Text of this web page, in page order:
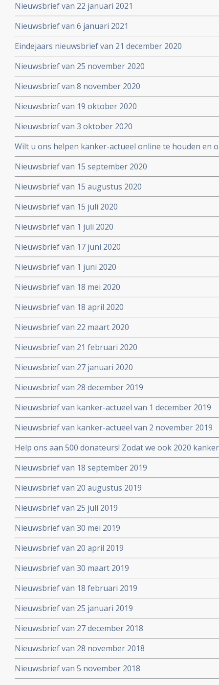
Nieuwsbrief van 22 januari 2021
Nieuwsbrief van 6 januari 2021
Eindejaars nieuwsbrief van 21 december 2020
Nieuwsbrief van 25 november 2020
Nieuwsbrief van 8 november 2020
Nieuwsbrief van 19 oktober 2020
Nieuwsbrief van 3 oktober 2020
Wilt u ons helpen kanker-actueel online te houden en
extra donatie aub?
Nieuwsbrief van 15 september 2020
Nieuwsbrief van 15 augustus 2020
Nieuwsbrief van 15 juli 2020
Nieuwsbrief van 1 juli 2020
Nieuwsbrief van 17 juni 2020
Nieuwsbrief van 1 juni 2020
Nieuwsbrief van 18 mei 2020
Nieuwsbrief van 18 april 2020
Nieuwsbrief van 22 maart 2020
Nieuwsbrief van 21 februari 2020
Nieuwsbrief van 27 januari 2020
Nieuwsbrief van 28 december 2019
Nieuwsbrief van kanker-actueel van 1 december 2019
Nieuwsbrief van kanker-actueel van 2 november 2019
Help ons aan 500 donateurs! Zodat we ook 2020
voortzetten
Nieuwsbrief van 18 september 2019
Nieuwsbrief van 20 augustus 2019
Nieuwsbrief van 25 juli 2019
Nieuwsbrief van 30 mei 2019
Nieuwsbrief van 20 april 2019
Nieuwsbrief van 30 maart 2019
Nieuwsbrief van 18 februari 2019
Nieuwsbrief van 25 januari 2019
Nieuwsbrief van 27 december 2018
Nieuwsbrief van 28 november 2018
Nieuwsbrief van 5 november 2018